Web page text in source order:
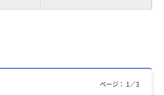
ページ： 1 ／3